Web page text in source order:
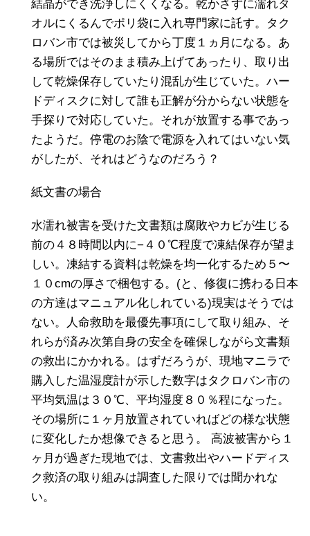
結晶ができ洗浄しにくくなる。乾かさずに濡れタ
オルにくるんでポリ袋に入れ専門家に託す。タク
ロバン市では被災してから丁度１ヵ月になる。あ
る場所ではそのまま積み上げてあったり、取り出
して乾燥保存していたり混乱が生じていた。ハー
ドディスクに対して誰も正解が分からない状態を
手探りで対応していた。それが放置する事であっ
たようだ。停電のお陰で電源を入れてはいない気
がしたが、それはどうなのだろう？
紙文書の場合
水濡れ被害を受けた文書類は腐敗やカビが生じる
前の４８時間以内に−４０℃程度で凍結保存が望ま
しい。凍結する資料は乾燥を均一化するため５〜
１０cmの厚さで梱包する。(と、修復に携わる日本
の方達はマニュアル化しれている)現実はそうでは
ない。人命救助を最優先事項にして取り組み、そ
れらが済み次第自身の安全を確保しながら文書類
の救出にかかれる。はずだろうが、現地マニラで
購入した温湿度計が示した数字はタクロバン市の
平均気温は３０℃、平均湿度８０％程になった。
その場所に１ヶ月放置されていればどの様な状態
に変化したか想像できると思う。 高波被害から１
ヶ月が過ぎた現地では、文書救出やハードディス
ク救済の取り組みは調査した限りでは聞かれな
い。